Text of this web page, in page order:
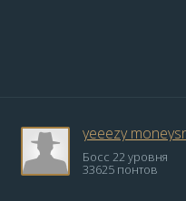
yeeezy
Босс 22 уровня
33625 понтов